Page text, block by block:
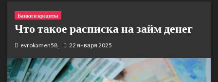
Банки и кредиты
Что такое расписка на займ денег
evrokamen58_ 22 января 2025